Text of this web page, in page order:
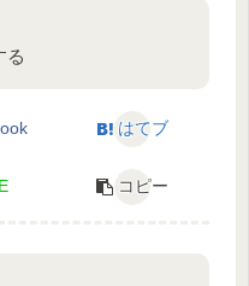
何度かいらしてコメ
日を設けます。その時
は上記の日程を設け
トです。
る
はてブ
コピー